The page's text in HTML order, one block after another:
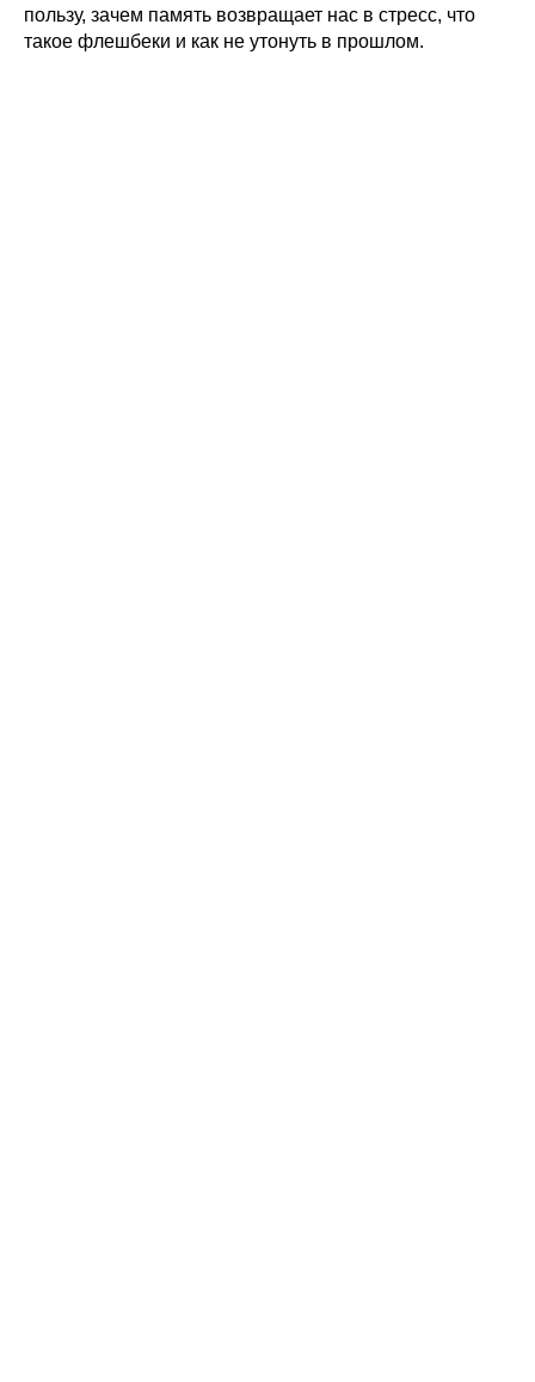
пользу, зачем память возвращает нас в стресс, что
такое флешбеки и как не утонуть в прошлом.